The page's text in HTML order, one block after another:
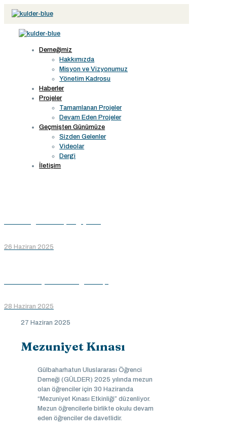
Derneğimiz
Hakkımızda
Misyon ve Vizyonumuz
Yönetim Kadrosu
Haberler
Projeler
Tamamlanan Projeler
Devam Eden Projeler
Geçmişten Günümüze
Sizden Gelenler
Videolar
Dergi
İletişim
26 Haziran 2025
28 Haziran 2025
27 Haziran 2025
Mezuniyet Kınası
Gülbaharhatun Uluslararası Öğrenci
Derneği (GÜLDER) 2025 yılında mezun
olan öğrenciler için 30 Haziranda
“Mezuniyet Kınası Etkinliği” düzenliyor.
Mezun öğrencilerle birlikte okulu devam
eden öğrenciler de davetlidir.